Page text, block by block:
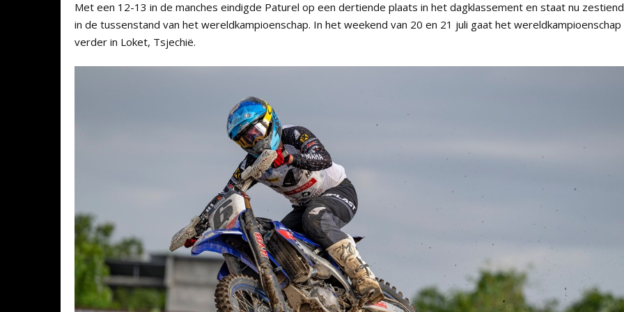
Met een 12-13 in de manches eindigde Paturel op een dertiende plaats in het dagklassement en staat nu
in de tussenstand van het wereldkampioenschap. In het weekend van 20 en 21 juli gaat het wereldkampioenschap
verder in Loket, Tsjechië.